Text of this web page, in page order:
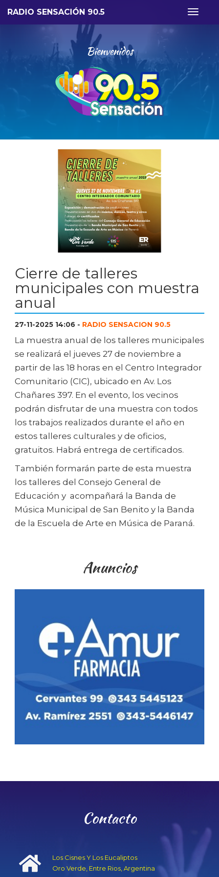
Toggle
RADIO SENSACIÓN 90.5
Bienvenidos
Cierre de talleres
municipales con muestra
anual
27-11-2025 14:06 - RADIO SENSACION 90.5
La muestra anual de los talleres municipales
se realizará el jueves 27 de noviembre a
partir de las 18 horas en el Centro Integrador
Comunitario (CIC), ubicado en Av. Los
Chañares 397. En el evento, los vecinos
podrán disfrutar de una muestra con todos
los trabajos realizados durante el año en
estos talleres culturales y de oficios,
gratuitos. Habrá entrega de certificados.
También formarán parte de esta muestra
los talleres del Consejo General de
Educación y acompañará la Banda de
Música Municipal de San Benito y la Banda
de la Escuela de Arte en Música de Paraná.
Anuncios
Contacto
Los Cisnes Y Los Eucaliptos
Oro Verde, Entre Rios, Argentina